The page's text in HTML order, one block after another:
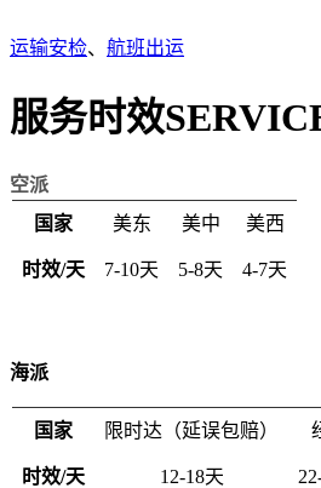
运输安检、 航班出运
服务时效
空派
国家
时效/天
美东
7-10天
美中
5-8天
美西
4-7天
海派
国家
时效/天
限时达（延误包赔）
12-18天